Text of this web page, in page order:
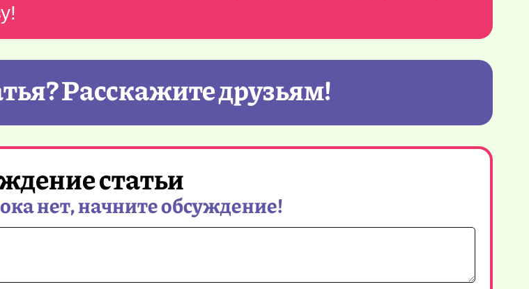
Расскажите друзьям!
статьи
нет, начните обсуждение!